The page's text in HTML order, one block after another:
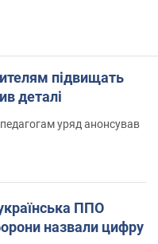
підвищать
деталі
уряд анонсував
ППО
назвали цифру